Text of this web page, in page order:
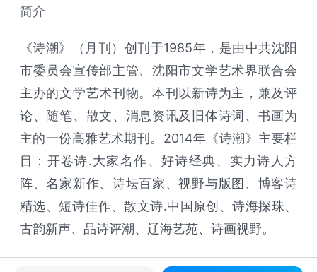
简介
《诗潮》（月刊）创刊于1985年，是由中共沈阳
市委员会宣传部主管、沈阳市文学艺术界联合会
主办的文学艺术刊物。本刊以新诗为主，兼及评
论、随笔、散文、消息资讯及旧体诗词、书画为
主的一份高雅艺术期刊。2014年《诗潮》主要栏
目：开卷诗.大家名作、好诗经典、实力诗人方
阵、名家新作、诗坛百家、视野与版图、博客诗
精选、短诗佳作、散文诗.中国原创、诗海探珠、
古韵新声、品诗评潮、辽海艺苑、诗画视野。